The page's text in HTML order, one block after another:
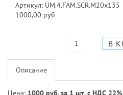
Артикул: UM.4.FAM.SCR.M20x135
1000,00 руб
Описание
Цена: 1000 руб. за 1 шт. с НДС 22%